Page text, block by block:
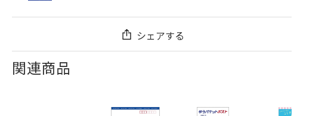
シェアする
関連商品